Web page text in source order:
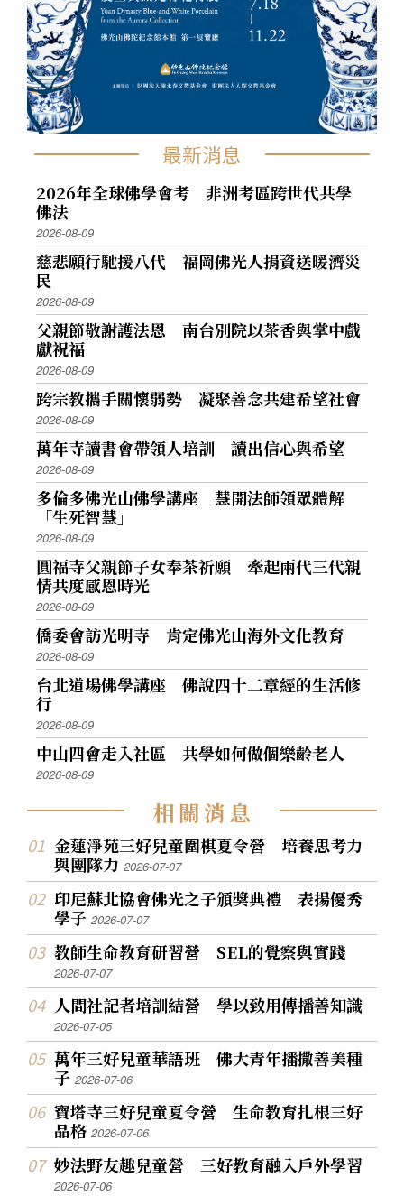
最新消息
2026年全球佛學會考 非洲考區跨世代共學
佛法
2026-08-09
慈悲願行馳援八代 福岡佛光人捐資送暖濟災
民
2026-08-09
父親節敬謝護法恩 南台別院以茶香與掌中戲
獻祝福
2026-08-09
跨宗教攜手關懷弱勢 凝聚善念共建希望社會
2026-08-09
萬年寺讀書會帶領人培訓 讀出信心與希望
2026-08-09
多倫多佛光山佛學講座 慧開法師領眾體解
「生死智慧」
2026-08-09
圓福寺父親節子女奉茶祈願 牽起兩代三代親
情共度感恩時光
2026-08-09
僑委會訪光明寺 肯定佛光山海外文化教育
2026-08-09
台北道場佛學講座 佛說四十二章經的生活修
行
2026-08-09
中山四會走入社區 共學如何做個樂齡老人
2026-08-09
相關消息
金蓮淨苑三好兒童圍棋夏令營 培養思考力
與團隊力2026-07-07
印尼蘇北協會佛光之子頒獎典禮 表揚優秀
學子2026-07-07
教師生命教育研習營 SEL的覺察與實踐
2026-07-07
人間社記者培訓結營 學以致用傳播善知識
2026-07-05
萬年三好兒童華語班 佛大青年播撒善美種
子2026-07-06
寶塔寺三好兒童夏令營 生命教育扎根三好
品格2026-07-06
妙法野友趣兒童營 三好教育融入戶外學習
2026-07-06